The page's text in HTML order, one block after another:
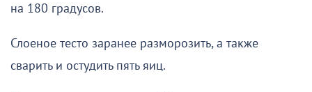
на 180 градусов.
Слоеное тесто заранее разморозить, а также
сварить и остудить пять яиц.